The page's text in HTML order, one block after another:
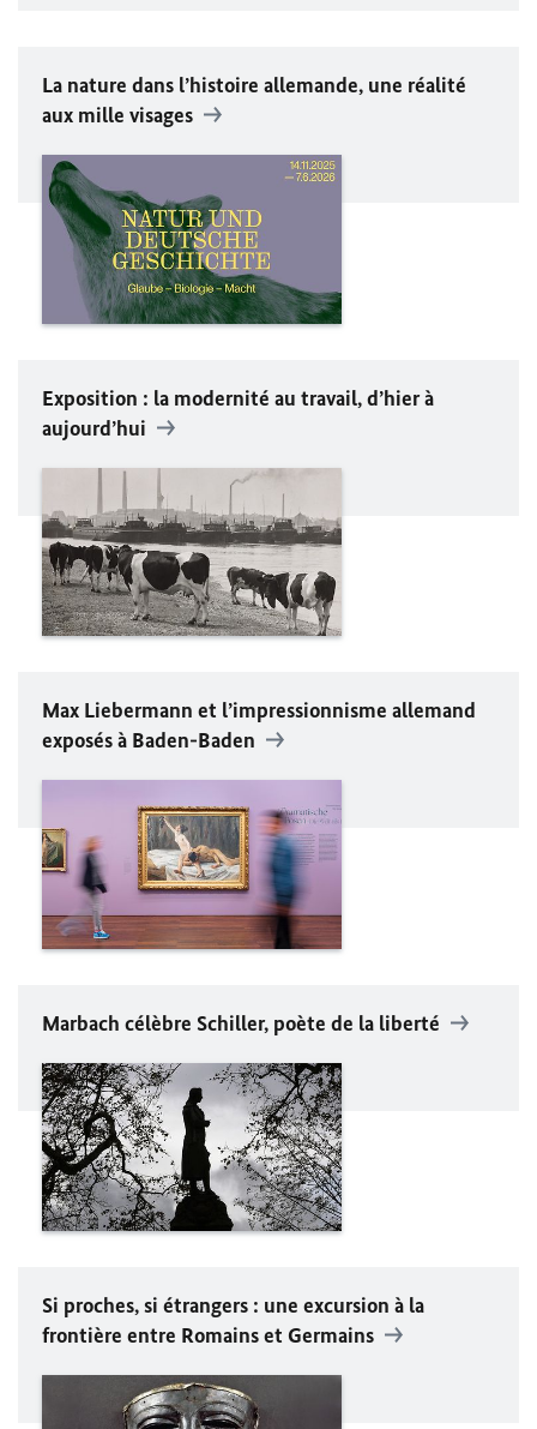
La nature dans l’histoire allemande, une réalité
aux mille visages
Exposition : la modernité au travail, d’hier à
aujourd’hui
Max Liebermann et l’impressionnisme allemand
exposés à Baden-Baden
Marbach célèbre Schiller, poète de la liberté
Si proches, si étrangers : une excursion à la
frontière entre Romains et Germains